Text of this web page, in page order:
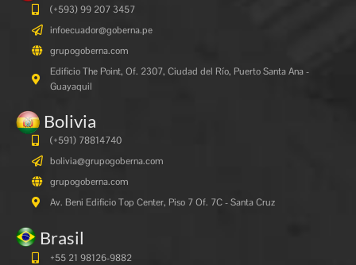
(+593) 99 207 3457
infoecuador@goberna.pe
grupogoberna.com
Edificio The Point, Of. 2307, Ciudad del Río, Puerto Santa Ana -
Guayaquil
Bolivia
(+591) 78814740
bolivia@grupogoberna.com
grupogoberna.com
Av. Beni Edificio Top Center, Piso 7 Of. 7C - Santa Cruz
Brasil
+55 21 98126-9882